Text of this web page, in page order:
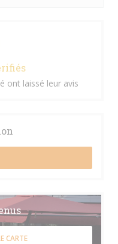
ont laissé leur avis
CARTE